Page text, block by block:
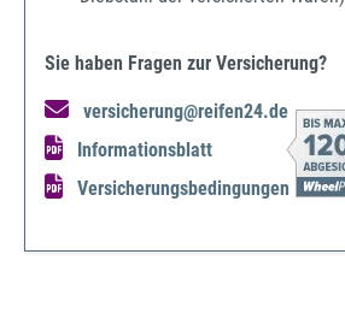
Sie haben Fragen zur Versicherung?
versicherung@reifen24.de
Informationsblatt
Versicherungsbedingungen